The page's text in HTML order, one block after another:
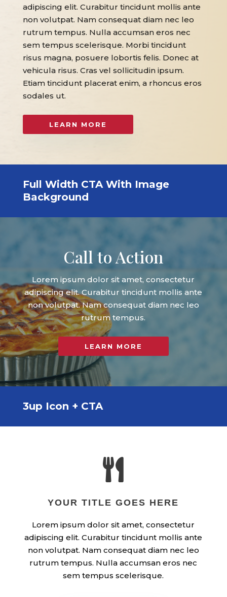
adipiscing elit. Curabitur tincidunt mollis ante
non volutpat. Nam consequat diam nec leo
rutrum tempus. Nulla accumsan eros nec
sem tempus scelerisque. Morbi tincidunt
risus magna, posuere lobortis felis. Donec at
vehicula risus. Cras vel sollicitudin ipsum.
Etiam tincidunt placerat enim, a rhoncus eros
sodales ut.
LEARN MORE
Full Width CTA With Image
Background
Call to Action
Lorem ipsum dolor sit amet, consectetur
adipiscing elit. Curabitur tincidunt mollis ante
non volutpat. Nam consequat diam nec leo
rutrum tempus.
LEARN MORE
3up Icon + CTA

YOUR TITLE GOES HERE
Lorem ipsum dolor sit amet, consectetur
adipiscing elit. Curabitur tincidunt mollis ante
non volutpat. Nam consequat diam nec leo
rutrum tempus. Nulla accumsan eros nec
sem tempus scelerisque.